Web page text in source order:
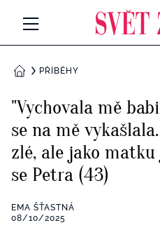
Všechny kategorie
Rozhovory
RETROHUBKY
PSYCHOLOGIE
Seberozvoj
ZDRAVÍ
DOMŮPŘÍBĚHY
"Vychovala mě
se na mě
zlé, ale jako
se Petra (43)
EMA ŠŤASTNÁ
08/10/2025